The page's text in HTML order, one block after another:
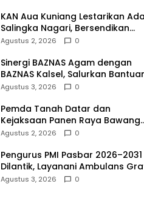
KAN Aua Kuniang Lestarikan
Salingka Nagari, Bersendikan
Kitabullah
Agustus 2, 2026 0
Sinergi BAZNAS Agam dengan
BAZNAS Kalsel, Salurkan
Bencana Alam
Agustus 3, 2026 0
Pemda Tanah Datar dan
Kejaksaan Panen Raya Bawang
Merah di Sawah Tangah
Agustus 2, 2026 0
Pengurus PMI Pasbar 2026–2031
Dilantik, Layanani Ambulans
ke Padang
Agustus 3, 2026 0